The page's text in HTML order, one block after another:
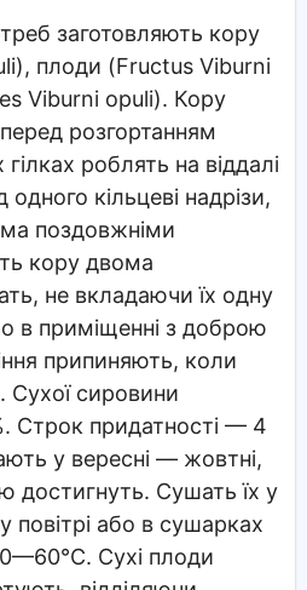
заготовляють кору
плоди (Fructus Viburni
Viburni opuli). Кору
розгортанням
роблять на віддалі
кільцеві надрізи,
поздовжніми
кору двома
не вкладаючи їх одну
в приміщенні з доброю
припиняють, коли
сировини
Строк придатності — 4
у вересні — жовтні,
достигнуть. Сушать їх у
повітрі або в сушарках
Сухі плоди